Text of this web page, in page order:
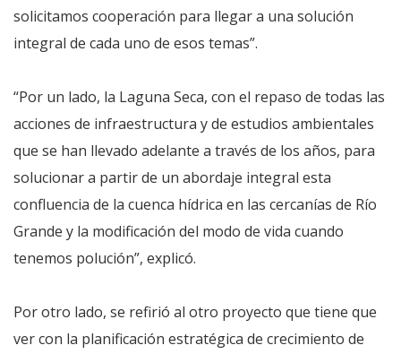
solicitamos cooperación para llegar a una solución
integral de cada uno de esos temas”.
“Por un lado, la Laguna Seca, con el repaso de todas las
acciones de infraestructura y de estudios ambientales
que se han llevado adelante a través de los años, para
solucionar a partir de un abordaje integral esta
confluencia de la cuenca hídrica en las cercanías de Río
Grande y la modificación del modo de vida cuando
tenemos polución”, explicó.
Por otro lado, se refirió al otro proyecto que tiene que
ver con la planificación estratégica de crecimiento de